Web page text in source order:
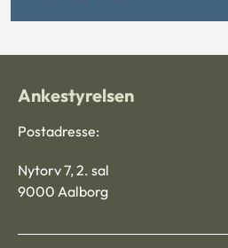
Ankestyrelsen
Postadresse:
Nytorv 7, 2. sal
9000 Aalborg